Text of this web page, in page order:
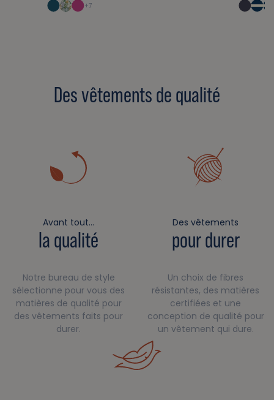
+7
Des vêtements de qualité
Avant tout…
la qualité
Notre bureau de style
sélectionne pour vous des
matières de qualité pour
des vêtements faits pour
durer.
Des vêtements
pour durer
Un choix de fibres
résistantes, des matières
certifiées et une
conception de qualité pour
un vêtement qui dure.